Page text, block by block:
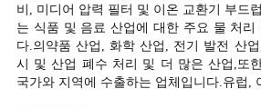
비, 미디어 압력 필터 및 이온 교환기 부드
는 식품 및 음료 산업에 대한 주요 물 처리
다.의약품 산업, 화학 산업, 전기 발전 산
시 및 산업 폐수 처리 및 더 많은 산업,또
국가와 지역에 수출하는 업체입니다.유럽,